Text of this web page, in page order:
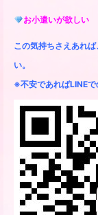
お小遣いが欲しい
この気持ちさえあれ
い。
※不安であればLINEで